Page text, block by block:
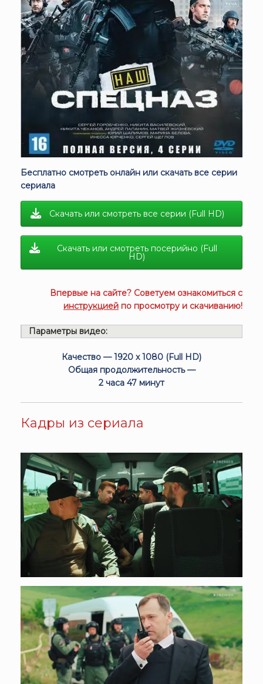
Бесплатно смотреть онлайн или скачать все серии
сериала
Скачать или смотреть все серии (Full HD)
Скачать или смотреть посерийно (Full
HD)
Впервые на сайте? Советуем ознакомиться с
инструкцией по просмотру и скачиванию!
Параметры видео:
Качество — 1920 x 1080 (Full HD)
Общая продолжительность —
2 часа 47 минут
Кадры из сериала